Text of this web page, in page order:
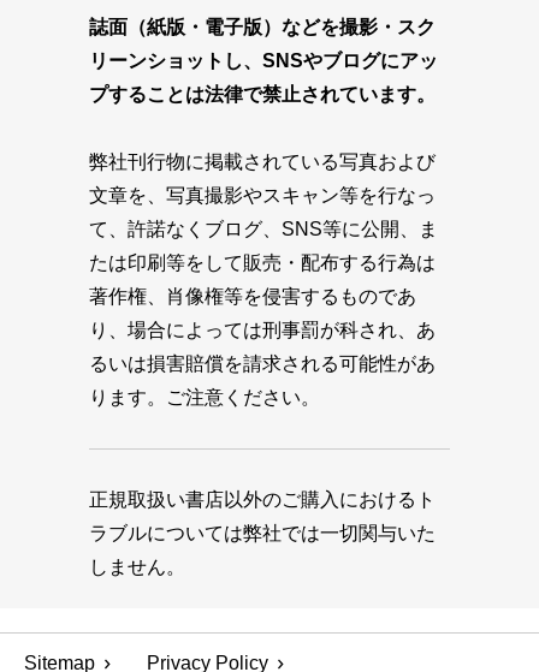
誌面（紙版・電子版）などを撮影・スク
リーンショットし、SNSやブログにアッ
プすることは法律で禁止されています。
弊社刊行物に掲載されている写真および
文章を、写真撮影やスキャン等を行なっ
て、許諾なくブログ、SNS等に公開、ま
たは印刷等をして販売・配布する行為は
著作権、肖像権等を侵害するものであ
り、場合によっては刑事罰が科され、あ
るいは損害賠償を請求される可能性があ
ります。ご注意ください。
正規取扱い書店以外のご購入におけるト
ラブルについては弊社では一切関与いた
しません。
Sitemap Privacy Policy